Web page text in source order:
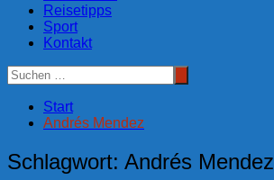
Reisetipps
Sport
Kontakt
Start
Andrés Mendez
Schlagwort: Andrés Mendez